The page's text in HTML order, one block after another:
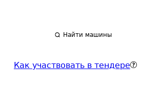
Найти машины
Как участвовать в тендере